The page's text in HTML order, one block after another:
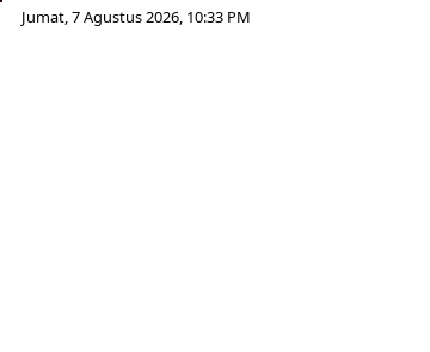
Jumat, 7 Agustus 2026, 10:33 PM